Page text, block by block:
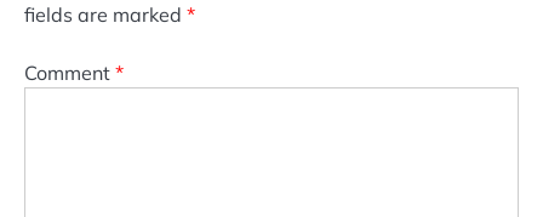
fields are marked *
Comment *